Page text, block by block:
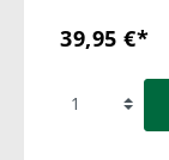
39,95 €*